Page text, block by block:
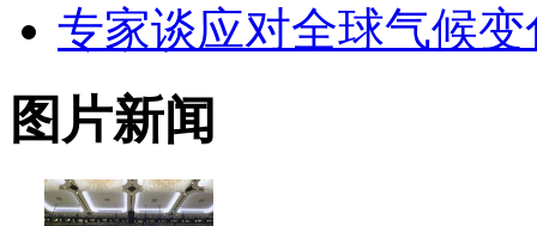
专家谈应对全球气候
图片新闻